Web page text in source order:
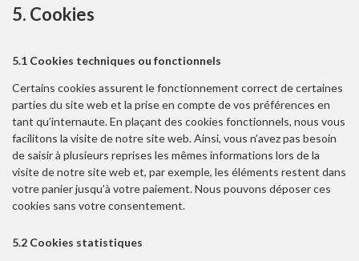
5. Cookies
5.1 Cookies techniques ou fonctionnels
Certains cookies assurent le fonctionnement correct de certaines
parties du site web et la prise en compte de vos préférences en
tant qu’internaute. En plaçant des cookies fonctionnels, nous vous
facilitons la visite de notre site web. Ainsi, vous n’avez pas besoin
de saisir à plusieurs reprises les mêmes informations lors de la
visite de notre site web et, par exemple, les éléments restent dans
votre panier jusqu’à votre paiement. Nous pouvons déposer ces
cookies sans votre consentement.
5.2 Cookies statistiques